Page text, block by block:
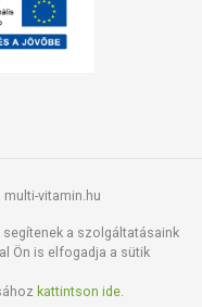
vitamin.hu
a szolgáltatásaink
Ön is elfogadja a sütik
kattintson ide.